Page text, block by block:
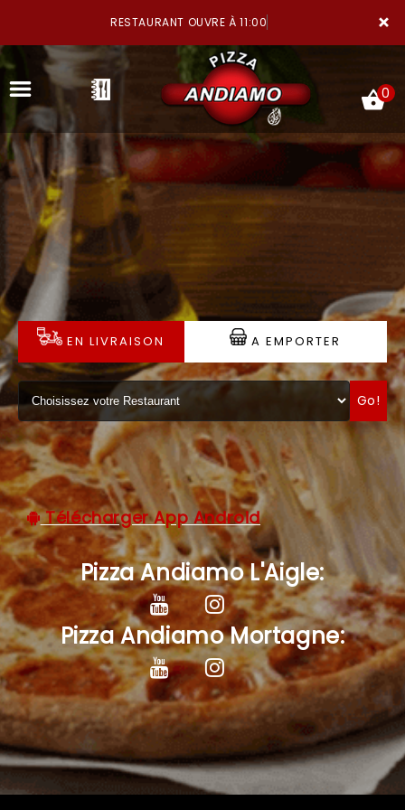
×
RESTAURANT OUVRE À 11:00
ACCUEIL
LA CARTE
NOTRE RESTAURANT
VOS AVIS
MENTIONS LÉGALES
0
EN LIVRAISON A EMPORTER
Go!
Télécharger App Android
Pizza Andiamo L'Aigle:
Pizza Andiamo Mortagne: